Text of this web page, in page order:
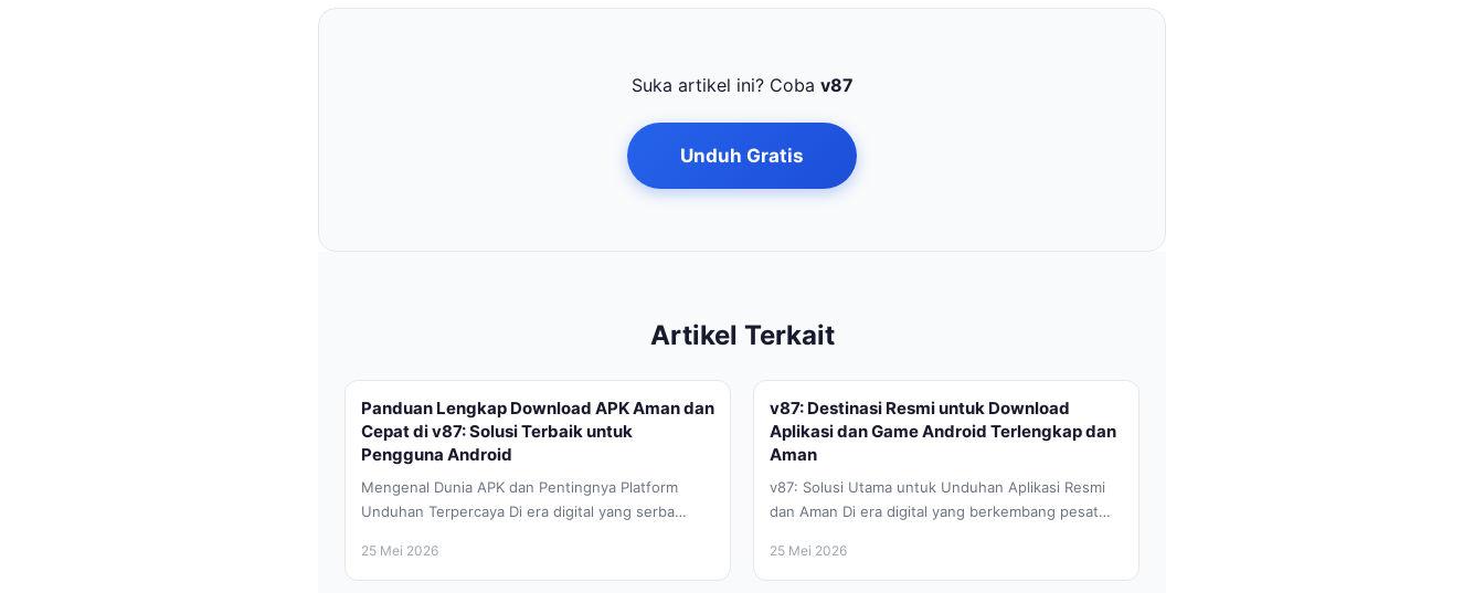
Suka artikel ini? Coba v87
Unduh Gratis
Artikel Terkait
Panduan Lengkap Download APK Aman dan
Cepat di v87: Solusi Terbaik untuk
Pengguna Android
Mengenal Dunia APK dan Pentingnya Platform
Unduhan Terpercaya Di era digital yang serba
bagian...
25 Mei 2026
v87: Destinasi Resmi untuk Download
Aplikasi dan Game Android Terlengkap dan
Aman
v87: Solusi Utama untuk Unduhan Aplikasi Resmi
dan Aman Di era digital yang berkembang pesat
25 Mei 2026